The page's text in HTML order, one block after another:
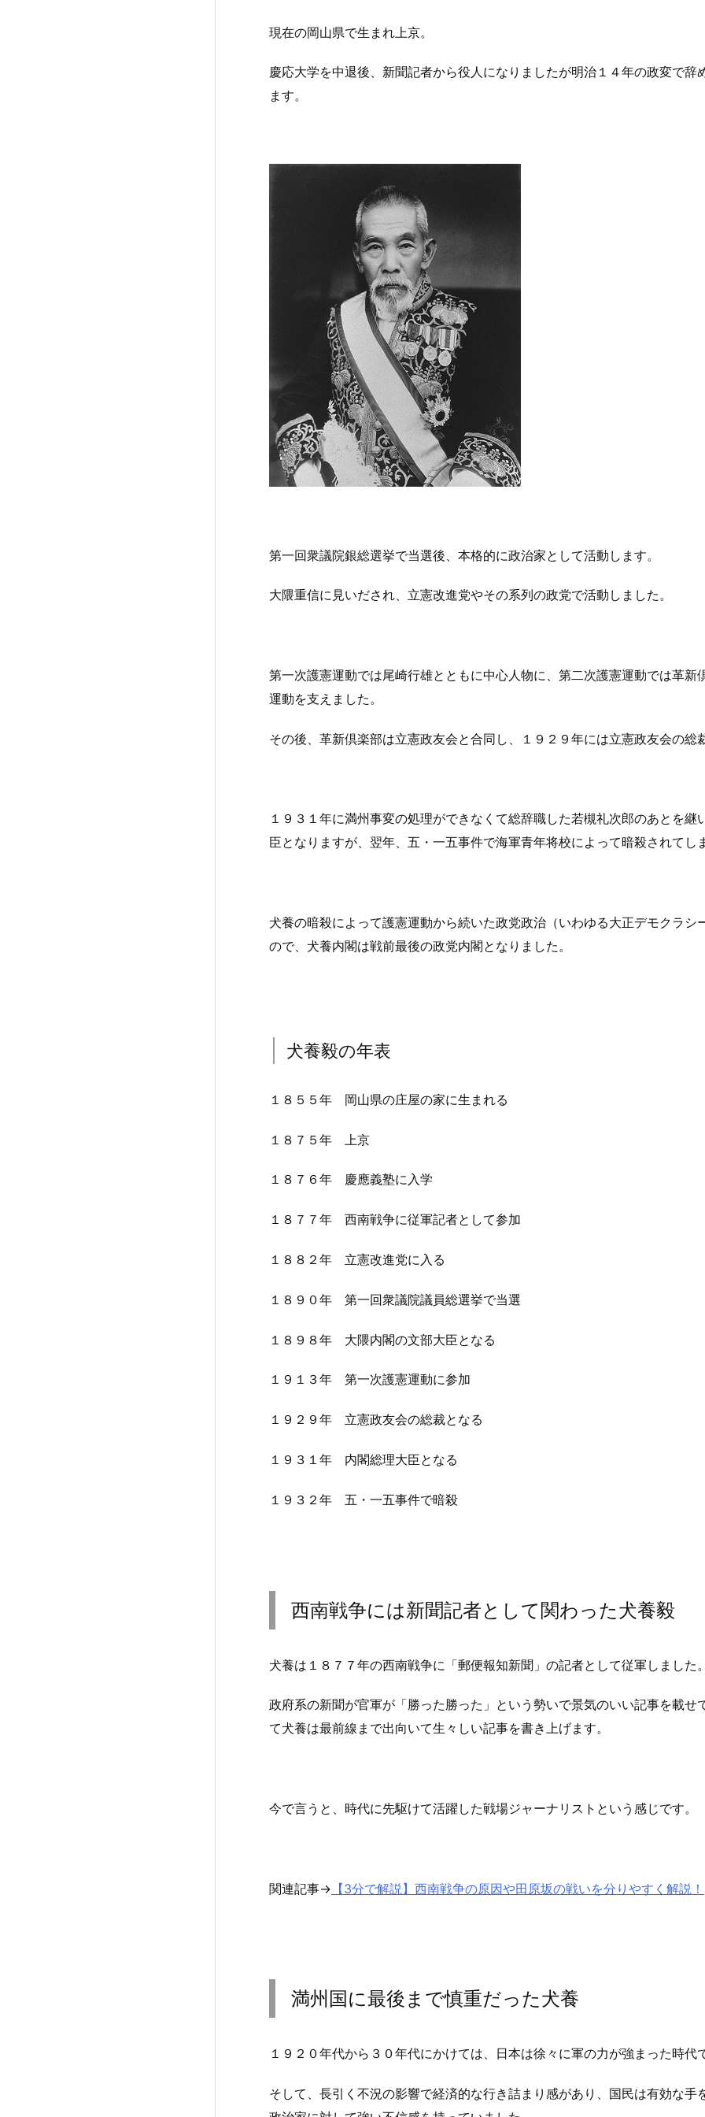
現在の岡山県で生まれ上京。
慶応大学を中退後、新聞記者から役人になりましたが明治１４年の政変で辞
ます。
第一回衆議院銀総選挙で当選後、本格的に政治家として活動します。
大隈重信に見いだされ、立憲改進党やその系列の政党で活動しました。
第一次護憲運動では尾崎行雄とともに中心人物に、第二次護憲運動では革新
運動を支えました。
その後、革新倶楽部は立憲政友会と合同し、１９２９年には立憲政友会の総
１９３１年に満州事変の処理ができなくて総辞職した若槻礼次郎のあとを継
臣となりますが、翌年、五・一五事件で海軍青年将校によって暗殺されてし
犬養の暗殺によって護憲運動から続いた政党政治（いわゆる大正デモクラシ
ので、犬養内閣は戦前最後の政党内閣となりました。
犬養毅の年表
１８５５年 岡山県の庄屋の家に生まれる
１８７５年 上京
１８７６年 慶應義塾に入学
１８７７年 西南戦争に従軍記者として参加
１８８２年 立憲改進党に入る
１８９０年 第一回衆議院議員総選挙で当選
１８９８年 大隈内閣の文部大臣となる
１９１３年 第一次護憲運動に参加
１９２９年 立憲政友会の総裁となる
１９３１年 内閣総理大臣となる
１９３２年 五・一五事件で暗殺
西南戦争には新聞記者として関わった犬養毅
犬養は１８７７年の西南戦争に「郵便報知新聞」の記者として従軍しました。
政府系の新聞が官軍が「勝った勝った」という勢いで景気のいい記事を載せ
て犬養は最前線まで出向いて生々しい記事を書き上げます。
今で言うと、時代に先駆けて活躍した戦場ジャーナリストという感じです。
関連記事→ 【3分で解説】西南戦争の原因や田原坂の戦いを分りやすく解説！
満州国に最後まで慎重だった犬養
１９２０年代から３０年代にかけては、日本は徐々に軍の力が強まった時代
そして、長引く不況の影響で経済的な行き詰まり感があり、国民は有効な手